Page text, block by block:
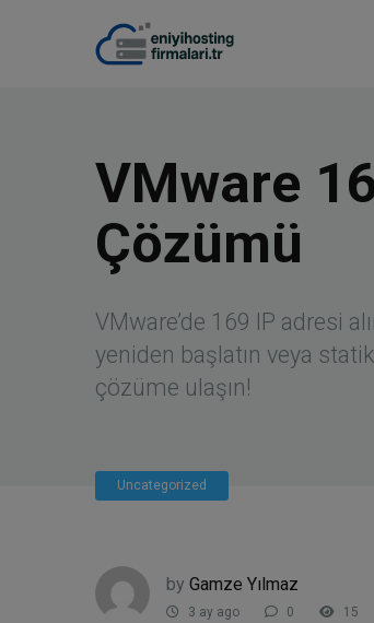
VMware
Çözümü
VMware’de 169 IP adresi
yeniden başlatın veya
çözüme ulaşın!
Uncategorized
by Gamze Yılmaz
3 ay ago 0 15